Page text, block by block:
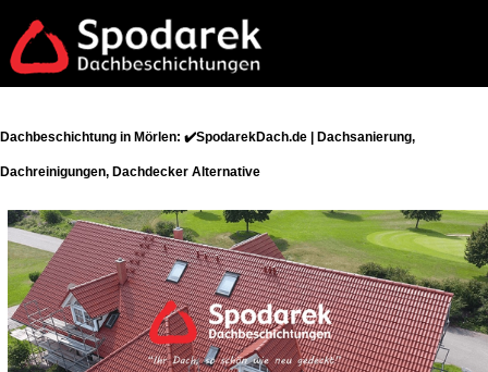
Dachbeschichtung in Mörlen: ✔️SpodarekDach.de | Dachsanierung,
Dachreinigungen, Dachdecker Alternative